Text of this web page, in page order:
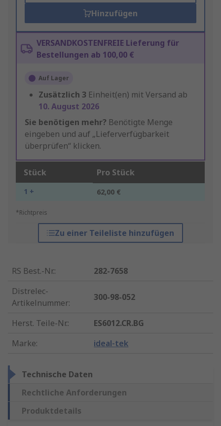
Hinzufügen
VERSANDKOSTENFREIE Lieferung für
Bestellungen ab 100,00 €
Auf Lager
Zusätzlich 3 Einheit(en) mit Versand ab
10. August 2026
Sie benötigen mehr? Benötigte Menge
eingeben und auf „Lieferverfügbarkeit
überprüfen“ klicken.
Stück Pro Stück
1 + 62,00 €
*Richtpreis
Zu einer Teileliste hinzufügen
RS Best.-Nr.:
282-7658
Distrelec-
Artikelnummer:
300-98-052
Herst. Teile-Nr.:
ES6012.CR.BG
Marke: ideal-tek
Technische Daten
Rechtliche Anforderungen
Produktdetails